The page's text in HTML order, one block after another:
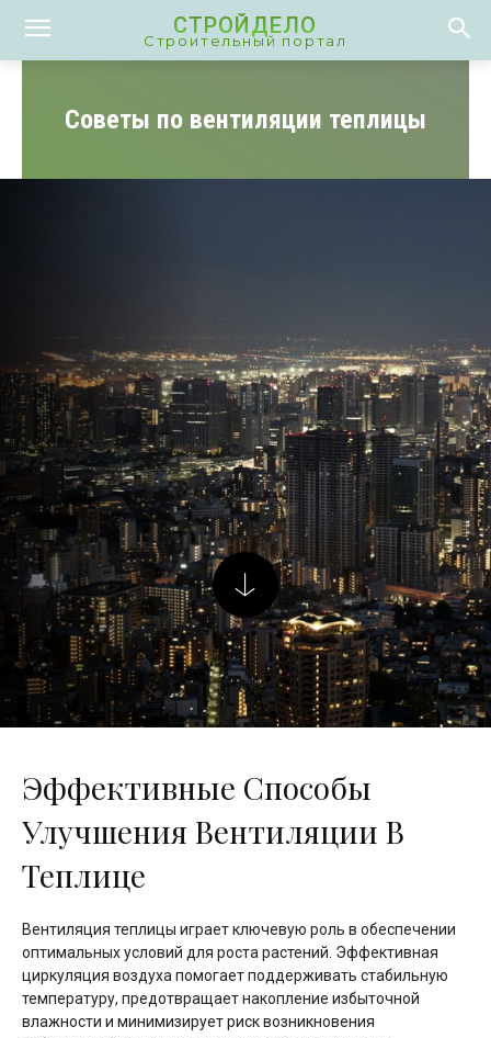
СТРОЙДЕЛО
Строительный портал
Советы по вентиляции теплицы
Эффективные Способы
Улучшения Вентиляции В
Теплице
Вентиляция теплицы играет ключевую роль в обеспечении
оптимальных условий для роста растений. Эффективная
циркуляция воздуха помогает поддерживать стабильную
температуру, предотвращает накопление избыточной
влажности и минимизирует риск возникновения